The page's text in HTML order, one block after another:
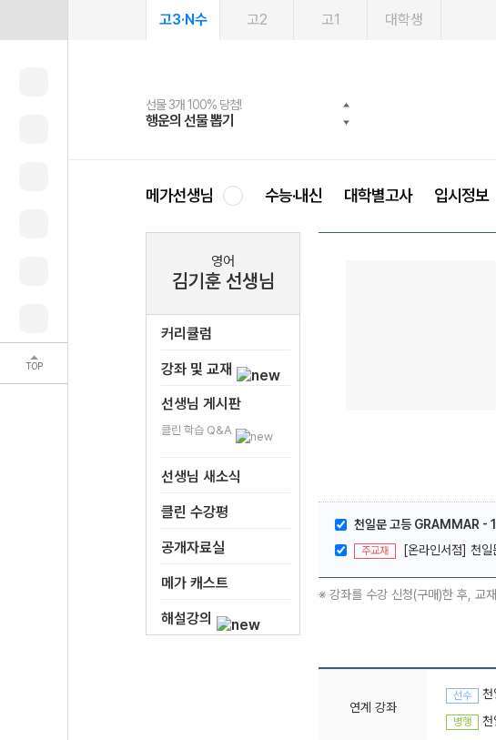
TOP
고3·N수 고2 고1 대학생
선물 3개 100% 당첨!
행운의 선물 뽑기
선물 100% 증정!
메가스터디 X 올리브
여름방학 스터디 캐시백
메가런 썸머스쿨
2027 러셀 단과
강사 공개선발
스마트러닝앱
설문 EVENT
메가패스
3일 무료 체험권
메가패스 수강생 무료혜택!
메가클럽 멤버십
사회공헌 캠페인
희망이룸 메가나눔
메가선생님 수능·내신 대학별고사 입시정보
영어
김기훈 선생님
커리큘럼
강좌 및 교재
선생님 게시판
클린 학습 Q&A
선생님 새소식
클린 수강평
공개자료실
메가 캐스트
해설강의
천일문 고등 GRAMMAR -
주교재 [온라인서점] 천
※ 강좌를 수강 신청(구매)한 후, 교
연계 강좌
선수 천
병행